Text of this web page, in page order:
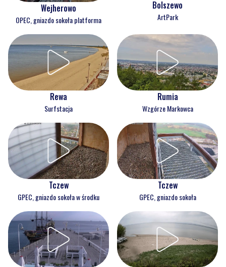
Wejherowo
OPEC, gniazdo sokoła platforma
Bolszewo
ArtPark
Rewa
Surfstacja
Rumia
Wzgórze Markowca
Tczew
GPEC, gniazdo sokoła w środku
Tczew
GPEC, gniazdo sokoła